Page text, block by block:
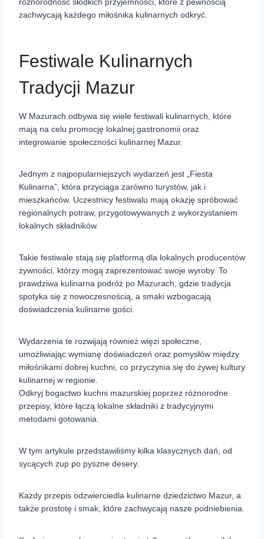
różnorodność słodkich przyjemności, które z pewnością
zachwycają każdego miłośnika kulinarnych odkryć.
Festiwale Kulinarnych
Tradycji Mazur
W Mazurach odbywa się wiele festiwali kulinarnych, które
mają na celu promocję lokalnej gastronomii oraz
integrowanie społeczności kulinarnej Mazur.
Jednym z najpopularniejszych wydarzeń jest „Fiesta
Kulinarna”, która przyciąga zarówno turystów, jak i
mieszkańców. Uczestnicy festiwalu mają okazję spróbować
regionalnych potraw, przygotowywanych z wykorzystaniem
lokalnych składników.
Takie festiwale stają się platformą dla lokalnych producentów
żywności, którzy mogą zaprezentować swoje wyroby. To
prawdziwa kulinarna podróż po Mazurach, gdzie tradycja
spotyka się z nowoczesnością, a smaki wzbogacają
doświadczenia kulinarne gości.
Wydarzenia te rozwijają również więzi społeczne,
umożliwiając wymianę doświadczeń oraz pomysłów między
miłośnikami dobrej kuchni, co przyczynia się do żywej kultury
kulinarnej w regionie.
Odkryj bogactwo kuchni mazurskiej poprzez różnorodne
przepisy, które łączą lokalne składniki z tradycyjnymi
metodami gotowania.
W tym artykule przedstawiliśmy kilka klasycznych dań, od
sycących zup po pyszne desery.
Każdy przepis odzwierciedla kulinarne dziedzictwo Mazur, a
także prostotę i smak, które zachwycają nasze podniebienia.